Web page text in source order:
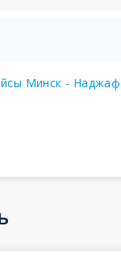
Минск - Наджаф